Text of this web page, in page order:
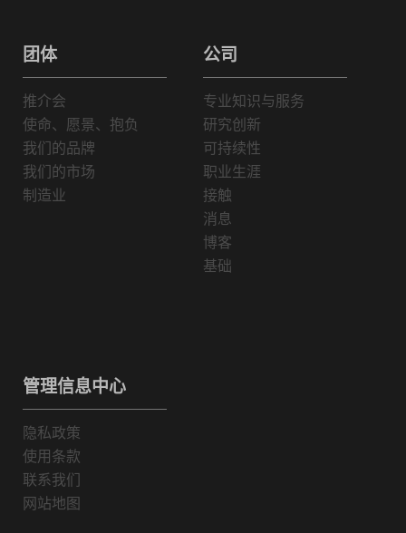
团体
推介会
使命、愿景、抱负
我们的品牌
我们的市场
制造业
公司
专业知识与服务
研究创新
可持续性
职业生涯
接触
消息
博客
基础
管理信息中心
隐私政策
使用条款
联系我们
网站地图